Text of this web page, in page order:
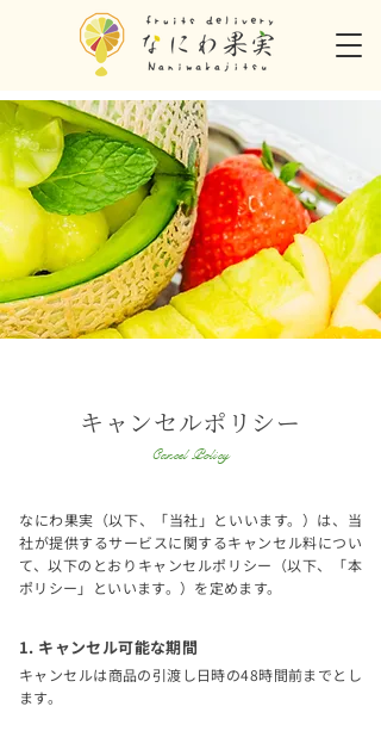
キャンセルポリシー
Cancel Policy
なにわ果実（以下、「当社」といいます。）は、当
社が提供するサービスに関するキャンセル料につい
て、以下のとおりキャンセルポリシー（以下、「本
ポリシー」といいます。）を定めます。
1. キャンセル可能な期間
キャンセルは商品の引渡し日時の48時間前までとし
ます。